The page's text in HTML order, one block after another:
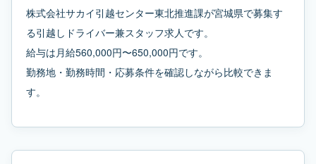
株式会社サカイ引越センター東北推進課が宮城県で募集す
る引越しドライバー兼スタッフ求人です。
給与は月給560,000円〜650,000円です。
勤務地・勤務時間・応募条件を確認しながら比較できま
す。